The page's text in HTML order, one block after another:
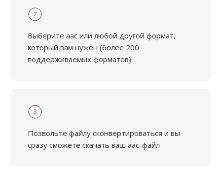
2
Выберите aac или любой другой формат,
который вам нужен (более 200
поддерживаемых форматов)
3
Позвольте файлу сконвертироваться и вы
сразу сможете скачать ваш aac-файл